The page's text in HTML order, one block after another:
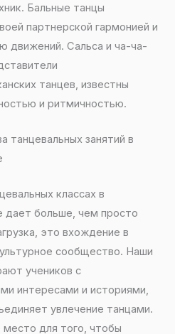
Бальные танцы
партнерской гармонией и
движений. Сальса и ча-ча-
танцев, известны
и ритмичностью.
танцевальных занятий в
классах в
дает больше, чем просто
это вхождение в
сообщество. Наши
учеников с
интересами и историями,
увлечение танцами.
для того, чтобы